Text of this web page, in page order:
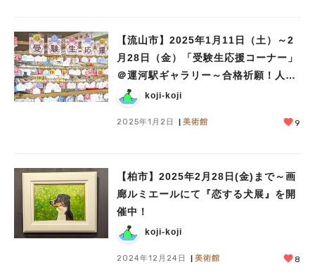
【流山市】2025年1月11日（土）～2
月28日（金）「受験生応援コーナー」
＠運河駅ギャラリー～合格祈願！人事
を尽くして天命を待つ！～
koji-koji
2025年1月2日 美術館 9
【柏市】2025年2月28日(金)まで～画
廊ルミエールにて『恋する犬展』を開
催中！
koji-koji
2024年12月24日 美術館 8